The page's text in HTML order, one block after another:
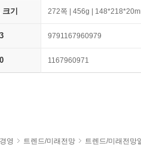
기 272쪽 | 456g |
9791167960979
1167960971
영 트렌드/미래전망 트렌드/미래전망